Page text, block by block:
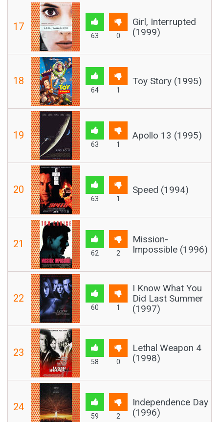
17
63 0
Girl, Interrupted
(1999)
18
64 1
Toy Story (1995)
19
63 1
Apollo 13 (1995)
20
63 1
Speed (1994)
21
62 2
Mission-
Impossible (1996)
22
60 1
I Know What You
Did Last Summer
(1997)
23
58 0
Lethal Weapon 4
(1998)
24
59 2
Independence Day
(1996)